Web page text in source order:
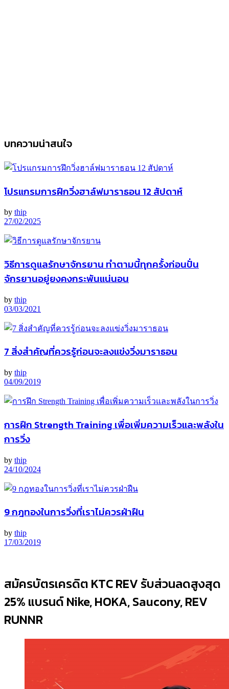
บทความน่าสนใจ
โปรแกรมการฝึกวิ่งฮาล์ฟมาราธอน 12 สัปดาห์
by thip
27/02/2025
วิธีการดูแลรักษาจักรยาน ทำตามนี้ทุกครั้งก่อนปั่น
จักรยานอยู่ยงคงกระพันแน่นอน
by thip
03/03/2021
7 สิ่งสำคัญที่ควรรู้ก่อนจะลงแข่งวิ่งมาราธอน
by thip
04/09/2019
การฝึก Strength Training เพื่อเพิ่มความเร็วและพลังใน
การวิ่ง
by thip
24/10/2024
9 กฎทองในการวิ่งที่เราไม่ควรฝ่าฝืน
by thip
17/03/2019
สมัครบัตรเครดิต KTC REV รับส่วนลดสูงสุด
25% แบรนด์ Nike, HOKA, Saucony, REV
RUNNR